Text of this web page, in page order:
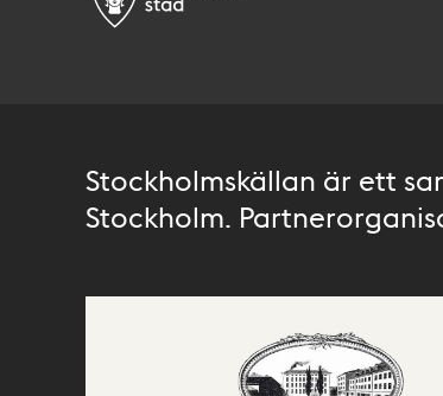
Stockholmskällan är ett
Stockholm.